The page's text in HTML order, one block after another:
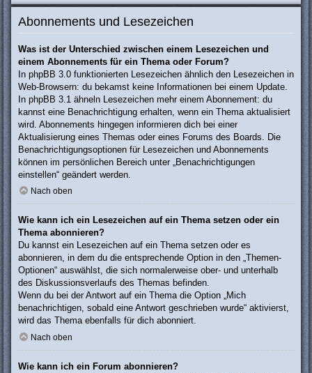
Abonnements und Lesezeichen
Was ist der Unterschied zwischen einem Lesezeichen und
einem Abonnements für ein Thema oder Forum?
In phpBB 3.0 funktionierten Lesezeichen ähnlich den Lesezeichen in
Web-Browsern: du bekamst keine Informationen bei einem Update.
In phpBB 3.1 ähneln Lesezeichen mehr einem Abonnement: du
kannst eine Benachrichtigung erhalten, wenn ein Thema aktualisiert
wird. Abonnements hingegen informieren dich bei einer
Aktualisierung eines Themas oder eines Forums des Boards. Die
Benachrichtigungsoptionen für Lesezeichen und Abonnements
können im persönlichen Bereich unter „Benachrichtigungen
einstellen“ geändert werden.
Nach oben
Wie kann ich ein Lesezeichen auf ein Thema setzen oder ein
Thema abonnieren?
Du kannst ein Lesezeichen auf ein Thema setzen oder es
abonnieren, in dem du die entsprechende Option in den „Themen-
Optionen“ auswählst, die sich normalerweise ober- und unterhalb
des Diskussionsverlaufs des Themas befinden.
Wenn du bei der Antwort auf ein Thema die Option „Mich
benachrichtigen, sobald eine Antwort geschrieben wurde“ aktivierst,
wird das Thema ebenfalls für dich abonniert.
Nach oben
Wie kann ich ein Forum abonnieren?